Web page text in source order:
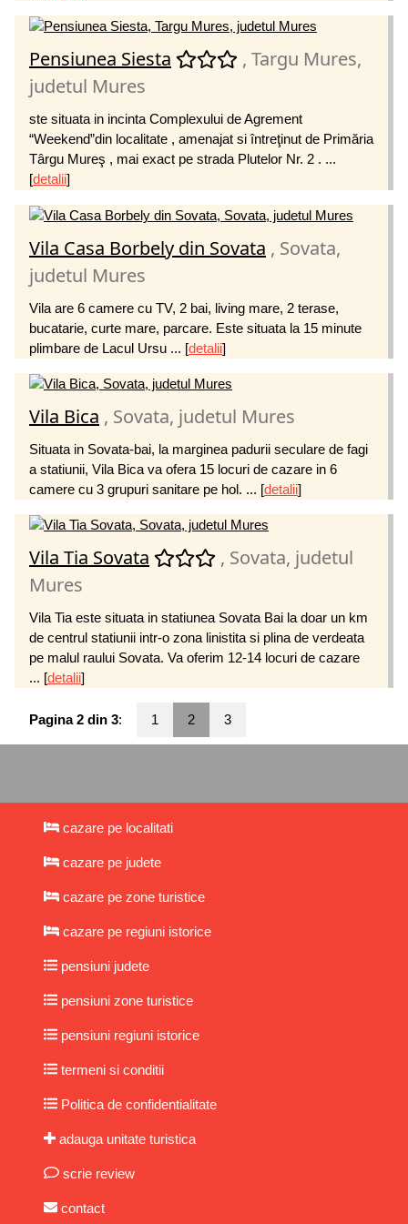
Pensiunea Siesta
, Targu Mures,
judetul Mures
ste situata in incinta Complexului de Agrement
“Weekend”din localitate , amenajat si întreţinut de Primăria
Târgu Mureş , mai exact pe strada Plutelor Nr. 2 . ...
[detalii]
Vila Casa Borbely din Sovata , Sovata,
judetul Mures
Vila are 6 camere cu TV, 2 bai, living mare, 2 terase,
bucatarie, curte mare, parcare. Este situata la 15 minute
plimbare de Lacul Ursu ... [detalii]
Vila Bica , Sovata, judetul Mures
Situata in Sovata-bai, la marginea padurii seculare de fagi
a statiunii, Vila Bica va ofera 15 locuri de cazare in 6
camere cu 3 grupuri sanitare pe hol. ... [detalii]
Vila Tia Sovata
, Sovata, judetul
Mures
Vila Tia este situata in statiunea Sovata Bai la doar un km
de centrul statiunii intr-o zona linistita si plina de verdeata
pe malul raului Sovata. Va oferim 12-14 locuri de cazare
... [detalii]
Pagina 2 din 3: 1 2 3
cazare pe localitati
cazare pe judete
cazare pe zone turistice
cazare pe regiuni istorice
pensiuni judete
pensiuni zone turistice
pensiuni regiuni istorice
termeni si conditii
Politica de confidentialitate
adauga unitate turistica
scrie review
contact